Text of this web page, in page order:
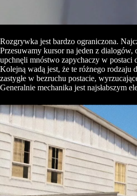
Rozgrywka jest bardzo ograniczona.
Przesuwamy kursor na jeden z
upchnęli mnóstwo zapychaczy w postaci
Kolejną wadą jest, że te różnego rodzaju
zastygłe w bezruchu postacie,
Generalnie mechanika jest najsłabszym